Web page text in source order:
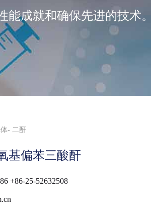
成就和确保先进的技术。
二酐
基偏苯三酸酐
+86-25-52632508